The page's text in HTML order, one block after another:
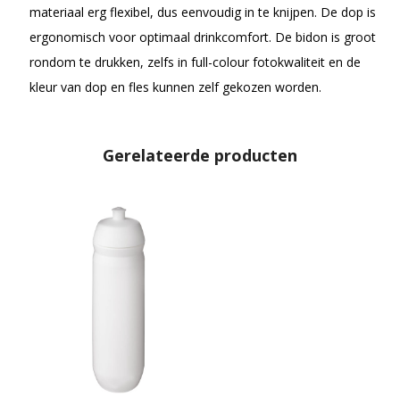
materiaal erg flexibel, dus eenvoudig in te knijpen. De dop is
ergonomisch voor optimaal drinkcomfort. De bidon is groot
rondom te drukken, zelfs in full-colour fotokwaliteit en de
kleur van dop en fles kunnen zelf gekozen worden.
Gerelateerde producten